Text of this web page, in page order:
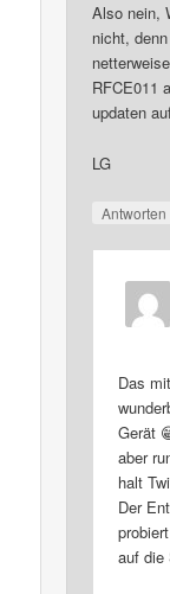
Also nein,
nicht,
RFCE011
updaten
LG
Antworten
Das
Gerät
aber
halt
Der
auf die